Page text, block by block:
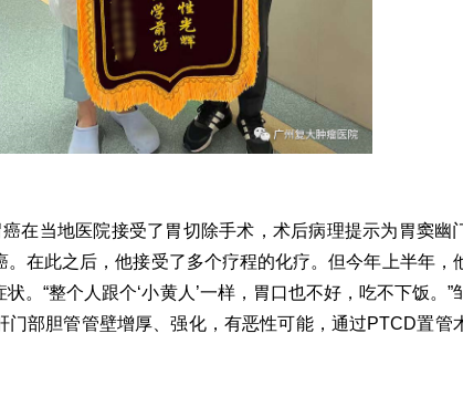
癌在当地医院接受了胃切除手术，术后病理提示为胃窦幽
。在此之后，他接受了多个疗程的化疗。但今年上半年，
。“整个人跟个‘小黄人’一样，胃口也不好，吃不下饭。”
门部胆管管壁增厚、强化，有恶性可能，通过PTCD置管